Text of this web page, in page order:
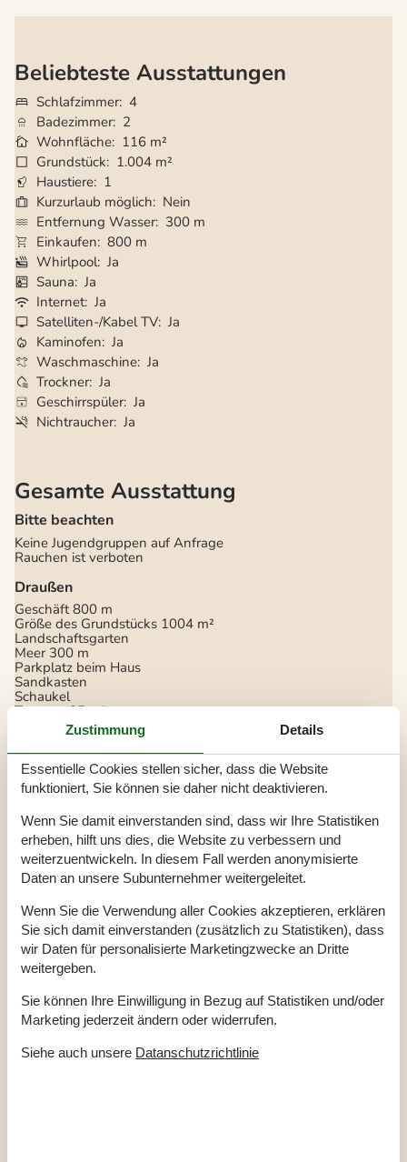
Beliebteste Ausstattungen
Schlafzimmer 4
Badezimmer 2
Wohnfläche 116 m²
Grundstück
1.004 m²
Haustiere 1
Kurzurlaub möglich
Nein
Entfernung Wasser 300 m
Einkaufen 800 m
Whirlpool Ja
Sauna Ja
Internet Ja
Satelliten-/Kabel TV Ja
Kaminofen Ja
Waschmaschine Ja
Trockner Ja
Geschirrspüler Ja
Nichtraucher Ja
Gesamte Ausstattung
Bitte beachten
Keine Jugendgruppen auf Anfrage
Rauchen ist verboten
Draußen
Geschäft 800 m
Größe des Grundstücks 1004 m²
Landschaftsgarten
Meer 300 m
Parkplatz beim Haus
Sandkasten
Schaukel
Terrasse 85 m²
Werkzeugschuppen
Einrichtung
Anzahl Erwachsene inkl. 4-11 Jahre 8
Anzahl Kinder (0-3 Jahre) 1
Bebaute Fläche 116 m²
Ferienhaus
Gefrierkapazität (Anzahl Liter) 40
Haustiere 1
Hochstuhl 1
Waschmaschine 1
Wäschetrockner 1
Küche
Anzahl elektrischer Kochplatten
Kühlschrank 1
Mikrowelle 1
Multimedien
Zustimmung Details
Essentielle Cookies stellen sicher, dass die Website
funktioniert, Sie können sie daher nicht deaktivieren.
Wenn Sie damit einverstanden sind, dass wir Ihre Statistiken
erheben, hilft uns dies, die Website zu verbessern und
weiterzuentwickeln. In diesem Fall werden anonymisierte
Daten an unsere Subunternehmer weitergeleitet.
Wenn Sie die Verwendung aller Cookies akzeptieren, erklären
Sie sich damit einverstanden (zusätzlich zu Statistiken), dass
wir Daten für personalisierte Marketingzwecke an Dritte
weitergeben.
Sie können Ihre Einwilligung in Bezug auf Statistiken und/oder
Marketing jederzeit ändern oder widerrufen.
Siehe auch unsere Datanschutzrichtlinie